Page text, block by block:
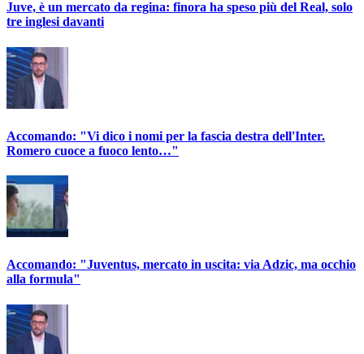
Juve, è un mercato da regina: finora ha speso più del Real, solo
tre inglesi davanti
Accomando: "Vi dico i nomi per la fascia destra dell'Inter.
Romero cuoce a fuoco lento…"
Accomando: "Juventus, mercato in uscita: via Adzic, ma occhio
alla formula"